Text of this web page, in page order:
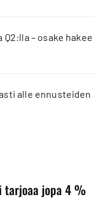
– osake hakee
alle ennusteiden
tarjoaa jopa 4 %